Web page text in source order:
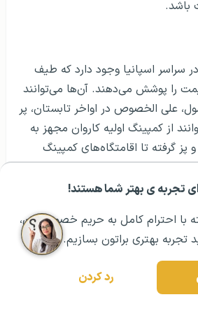
تجربه ی بهتر شما هستند!
با احترام کامل به حریم خصوصیتون،
بهتری براتون بسازیم.
رد کردن
۰۲۱ رزرو مشاوره تخصصی
باشد.
کمپینگ در سراسر اسپانیا وجود دارد که طیف
را پوشش می‌دهند. آن‌ها می‌توانند
علی الخصوص در اواخر تابستان، پر
از کمپینگ اولیه کاروان مجهز به
گرفته تا اقامتگاه‌های کمپینگ
و رستوران در محل دارند، باشند.
در اسپانیا به خوبی نگهداری می‌شوند
در اسپانیا
در سراسر حومه شهر در مناطق
مورد علاقه گردشگران محلی است.